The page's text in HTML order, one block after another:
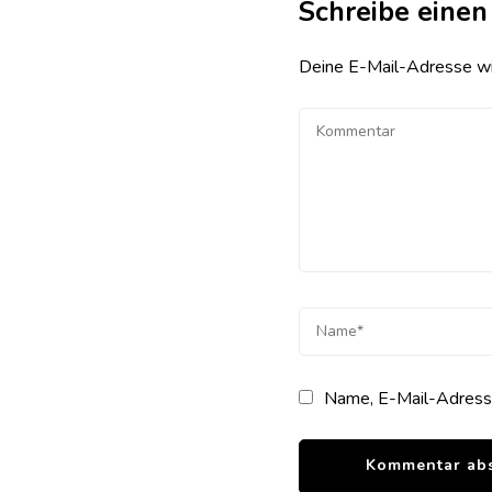
Schreibe
Deine E-Mail-Adresse
Name, E-Mail-